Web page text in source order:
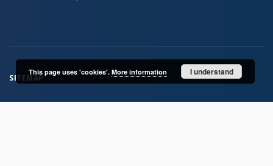
SITEMAP
This page uses 'cookies'. More information I understand